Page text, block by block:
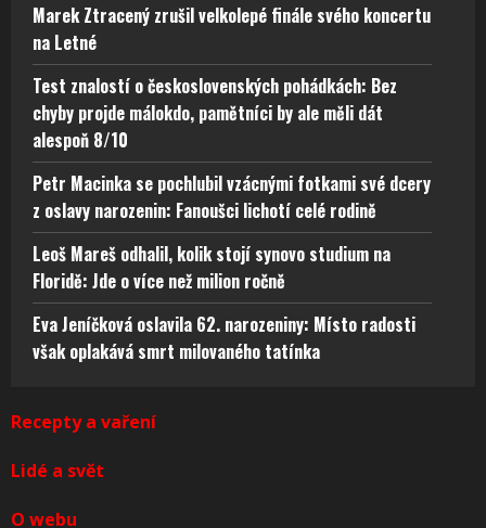
Marek Ztracený zrušil velkolepé finále svého koncertu
na Letné
Test znalostí o československých pohádkách: Bez
chyby projde málokdo, pamětníci by ale měli dát
alespoň 8/10
Petr Macinka se pochlubil vzácnými fotkami své dcery
z oslavy narozenin: Fanoušci lichotí celé rodině
Leoš Mareš odhalil, kolik stojí synovo studium na
Floridě: Jde o více než milion ročně
Eva Jeníčková oslavila 62. narozeniny: Místo radosti
však oplakává smrt milovaného tatínka
Recepty a vaření
Lidé a svět
O webu